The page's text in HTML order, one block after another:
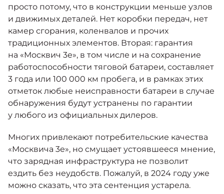
просто потому, что в конструкции меньше узлов
и движимых деталей. Нет коробки передач, нет
камер сгорания, коленвалов и прочих
традиционных элементов. Вторая: гарантия
на «Москвич 3е», в том числе и на сохранение
работоспособности тяговой батареи, составляет
3 года или 100 000 км пробега, и в рамках этих
отметок любые неисправности батареи в случае
обнаружения будут устранены по гарантии
у любого из официальных дилеров.
Многих привлекают потребительские качества
«Москвича 3е», но смущает устоявшееся мнение,
что зарядная инфраструктура не позволит
ездить без неудобств. Пожалуй, в 2024 году уже
можно сказать, что эта сентенция устарела.